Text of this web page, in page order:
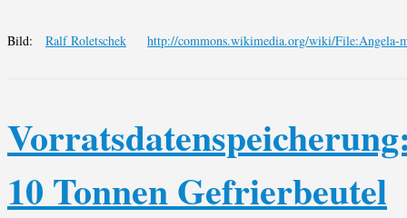
Bild: Ralf Roletschek http://commons.wikimedia.org/wiki/File:Angela-
10 Tonnen Gefrierbeutel